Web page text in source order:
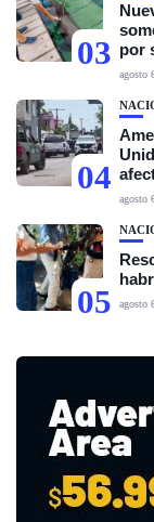
03 por
agosto
04
agosto
05 agosto